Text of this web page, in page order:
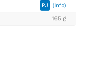
PJ (Info)
165 g